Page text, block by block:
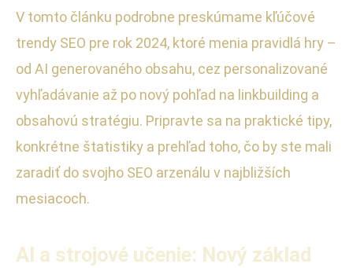
V tomto článku podrobne preskúmame kľúčové
trendy SEO pre rok 2024, ktoré menia pravidlá hry –
od AI generovaného obsahu, cez personalizované
vyhľadávanie až po nový pohľad na linkbuilding a
obsahovú stratégiu. Pripravte sa na praktické tipy,
konkrétne štatistiky a prehľad toho, čo by ste mali
zaradiť do svojho SEO arzenálu v najbližších
mesiacoch.
AI a strojové učenie: Nový základ